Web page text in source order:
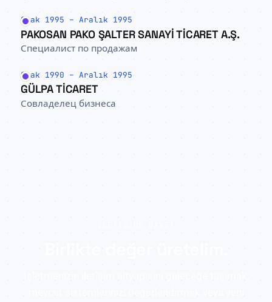
Ocak 1995 – Aralık 1995
PAKOSAN PAKO ŞALTER SANAYİ TİCARET A.Ş.
Специалист по продажам
Ocak 1990 – Aralık 1995
GÜLPA TİCARET
Совладелец бизнеса